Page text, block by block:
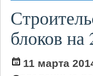
блоков на
11 марта